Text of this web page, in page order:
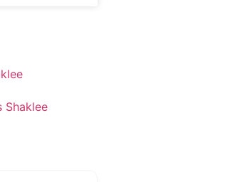
Shaklee